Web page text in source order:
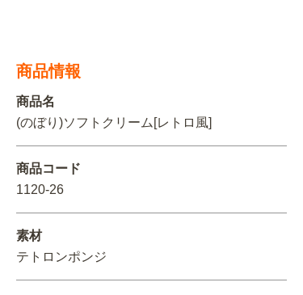
商品情報
商品名
(のぼり)ソフトクリーム[レトロ風]
商品コード
1120-26
素材
テトロンポンジ